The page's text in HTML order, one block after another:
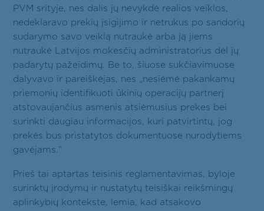
PVM srityje, nes dalis jų nevykdė realios veiklos,
nedeklaravo prekių įsigijimo ir netrukus po sandorių
sudarymo savo veiklą nutraukė arba ją jiems
nutraukė Latvijos mokesčių administratorius dėl jų
padarytų pažeidimų. Be to, šiuose sukčiavimuose
dalyvavo ir pareiškėjas, nes „nesiėmė pakankamų
priemonių identifikuoti ūkinių operacijų partnerį
atstovaujančius asmenis atsiėmusius prekes bei
surinkti daugiau informacijos, kuri patvirtintų, jog
prekės bus pristatytos dokumentuose nurodytiems
gavėjams.“
Prieš tai aptartas teisinis reglamentavimas, byloje
surinktų įrodymų ir nustatytų teisiškai reikšmingų
aplinkybių kontekste, lemia, kad atsakovo